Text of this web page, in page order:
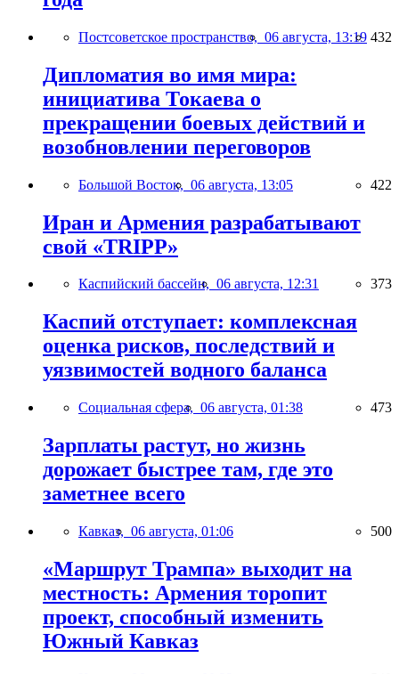
Постсоветское пространство, 06 августа, 13:19 432
Дипломатия во имя мира:
инициатива Токаева о
прекращении боевых действий и
возобновлении переговоров
Большой Восток, 06 августа, 13:05 422
Иран и Армения разрабатывают
свой «TRIPP»
Каспийский бассейн, 06 августа, 12:31 373
Каспий отступает: комплексная
оценка рисков, последствий и
уязвимостей водного баланса
Социальная сфера, 06 августа, 01:38 473
Зарплаты растут, но жизнь
дорожает быстрее там, где это
заметнее всего
Кавказ, 06 августа, 01:06 500
«Маршрут Трампа» выходит на
местность: Армения торопит
проект, способный изменить
Южный Кавказ